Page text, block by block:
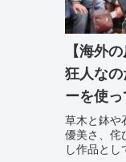
【海外
狂人な
ーを使
に海外
草木と鉢や
優美さ、侘
し作品と